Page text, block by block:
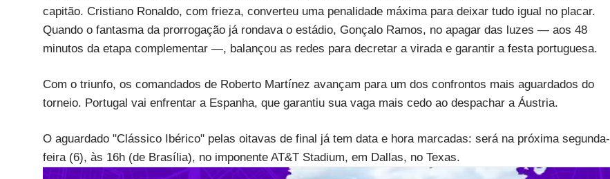
capitão. Cristiano Ronaldo, com frieza, converteu uma penalidade máxima para deixar tudo igual no placar.
Quando o fantasma da prorrogação já rondava o estádio, Gonçalo Ramos, no apagar das luzes — aos 48
minutos da etapa complementar —, balançou as redes para decretar a virada e garantir a festa portuguesa.
Com o triunfo, os comandados de Roberto Martínez avançam para um dos confrontos mais aguardados do
torneio. Portugal vai enfrentar a Espanha, que garantiu sua vaga mais cedo ao despachar a Áustria.
O aguardado "Clássico Ibérico" pelas oitavas de final já tem data e hora marcadas: será na próxima segunda-
feira (6), às 16h (de Brasília), no imponente AT&T Stadium, em Dallas, no Texas.